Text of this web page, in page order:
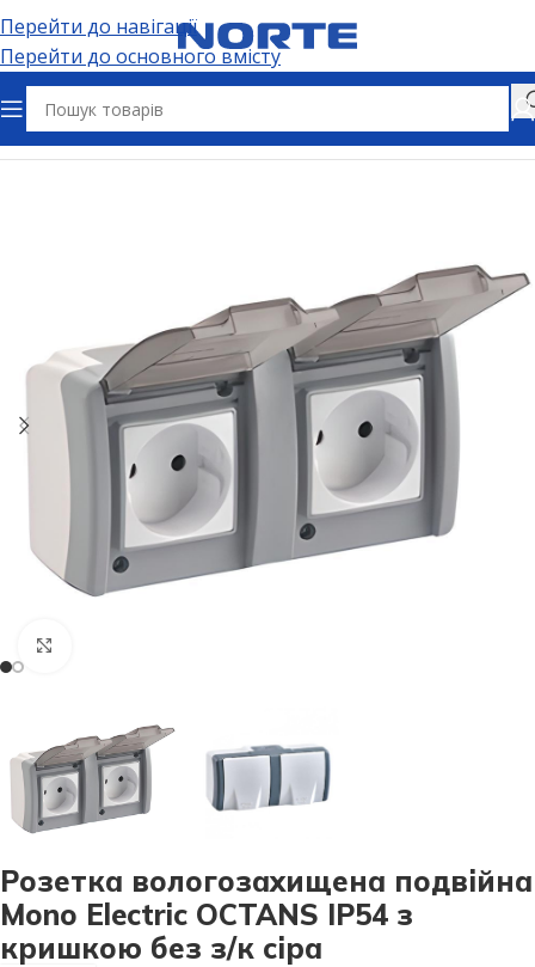
Перейти до навігації
Перейти до основного вмісту
Головна Електрофурнітура Розетки
Розетка вологозахищена подвійна
Mono Electric OCTANS IP54 з
кришкою без з/к сіра